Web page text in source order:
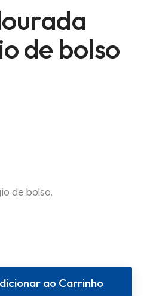
de bolso
de bolso.
ao Carrinho